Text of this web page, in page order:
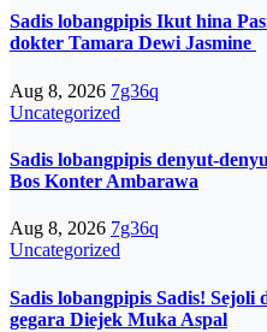
Sadis lobangpipis Ikut hina
dokter Tamara Dewi Jasmine
Aug 8, 2026 7g36q
Uncategorized
Sadis lobangpipis denyut-
Bos Konter Ambarawa
Aug 8, 2026 7g36q
Uncategorized
Sadis lobangpipis Sadis!
gegara Diejek Muka Aspal